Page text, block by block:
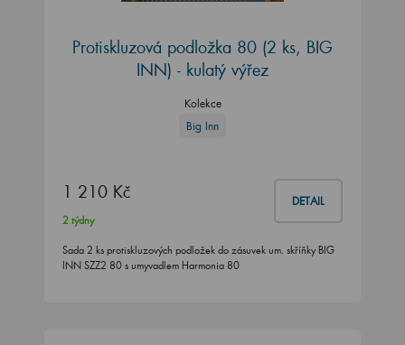
Protiskluzová podložka 80 (2 ks, BIG
INN) - kulatý výřez
Kolekce
Big Inn
1 210 Kč DETAIL
2 týdny
Sada 2 ks protiskluzových podložek do zásuvek um. skříňky BIG
INN SZZ2 80 s umyvadlem Harmonia 80